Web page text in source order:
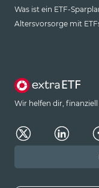
Was ist ein ETF-
Altersvorsorge mit
Wir helfen dir,